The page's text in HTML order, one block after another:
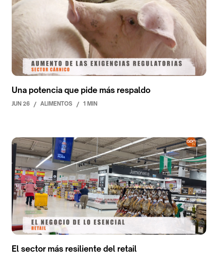
Una potencia que pide más respaldo
JUN 26 / ALIMENTOS / 1 MIN
El sector más resiliente del retail